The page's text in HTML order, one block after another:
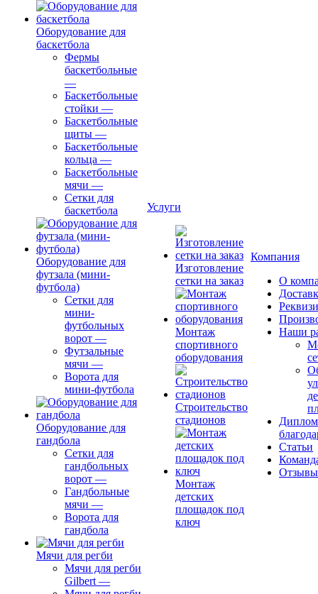
Оборудование для
баскетбола
Фермы
баскетбольные
—
Баскетбольные
стойки —
Баскетбольные
щиты —
Баскетбольные
кольца —
Баскетбольные
мячи —
Сетки для
баскетбола
Оборудование для
футзала (мини-
футбола)
Сетки для
мини-
футбольных
ворот —
Футзальные
мячи —
Ворота для
мини-футбола
Оборудование для
гандбола
Сетки для
гандбольных
ворот —
Гандбольные
мячи —
Ворота для
гандбола
Мячи для регби
Мячи для регби
Gilbert —
Услуги
Изготовление
сетки на заказ
Монтаж
спортивного
оборудования
Строительство
стадионов
Монтаж
детских
площадок под
ключ
Компания
О
Наши
Статьи
Отзывы